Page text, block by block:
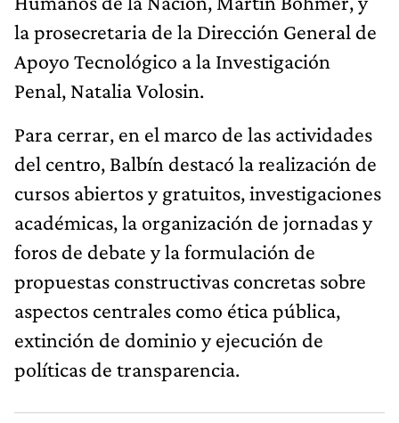
la prosecretaria de la Dirección General de
Apoyo Tecnológico a la Investigación
Penal, Natalia Volosin.
Para cerrar, en el marco de las actividades
del centro, Balbín destacó la realización de
cursos abiertos y gratuitos, investigaciones
académicas, la organización de jornadas y
foros de debate y la formulación de
propuestas constructivas concretas sobre
aspectos centrales como ética pública,
extinción de dominio y ejecución de
políticas de transparencia.